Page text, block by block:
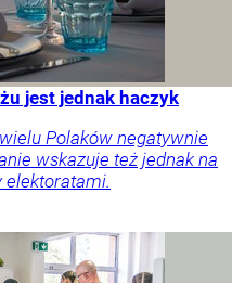
jest jednak haczyk
Polaków negatywnie
wskazuje też jednak na
elektoratami.